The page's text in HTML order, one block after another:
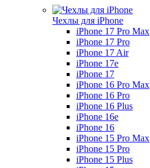
Чехлы для iPhone
iPhone 17 Pro Max
iPhone 17 Pro
iPhone 17 Air
iPhone 17е
iPhone 17
iPhone 16 Pro Max
iPhone 16 Pro
iPhone 16 Plus
iPhone 16e
iPhone 16
iPhone 15 Pro Max
iPhone 15 Pro
iPhone 15 Plus